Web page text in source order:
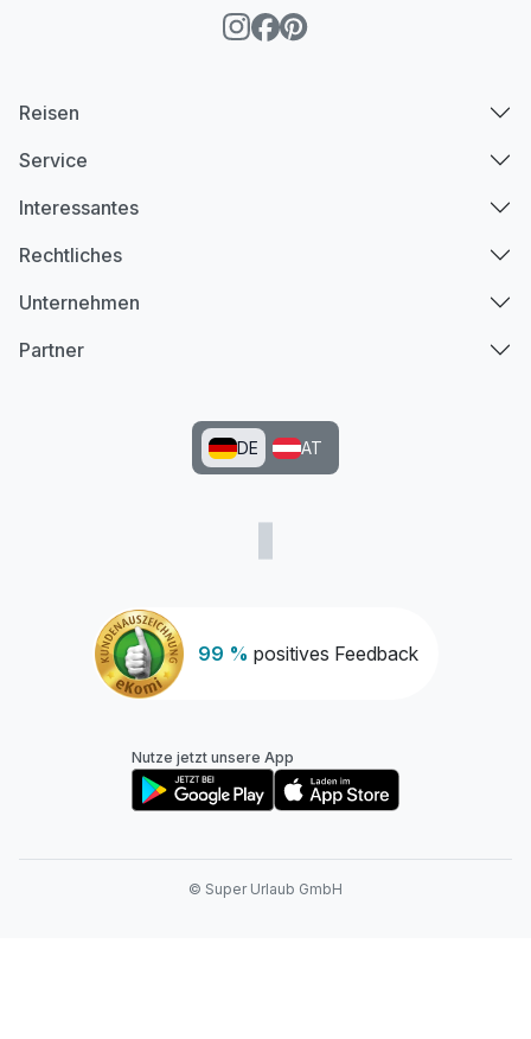
99 % positives Feedback
Reisen
Service
Interessantes
Rechtliches
Unternehmen
Partner
DE AT
Nutze jetzt unsere App
© Super Urlaub GmbH